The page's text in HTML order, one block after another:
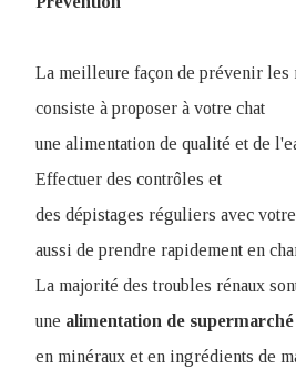
La meilleure façon de prévenir les
consiste à proposer à votre chat
une alimentation de qualité et de
Effectuer des contrôles et
des dépistages réguliers avec
aussi de prendre rapidement en
La majorité des troubles rénaux
une alimentation de supermarché
en minéraux et en ingrédients de